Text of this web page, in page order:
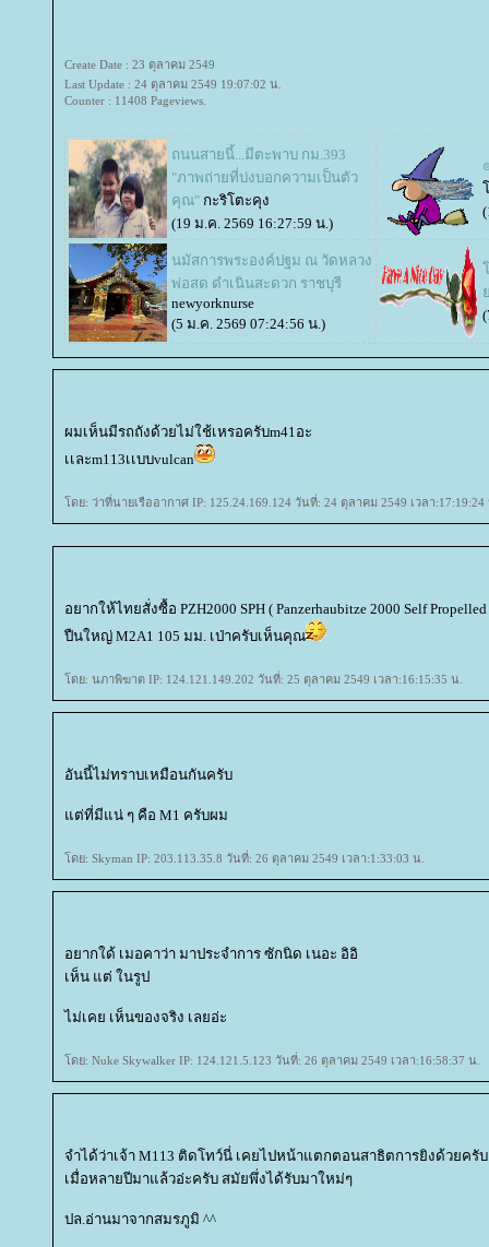
Create Date : 23 ตุลาคม 2549
Last Update : 24 ตุลาคม 2549 19:07:02 น.
Counter : 11408 Pageviews.
ถนนสายนี้...มีตะพาบ กม.393
"ภาพถ่ายที่บ่งบอกความเป็นตัว
คุณ" กะริโตะคุง
(19 ม.ค. 2569 16:27:59 น.)
นมัสการพระองค์ปฐม ณ วัดหลวง
พ่อสด ดำเนินสะดวก ราชบุรี
newyorknurse
(5 ม.ค. 2569 07:24:56 น.)
ผมเห็นมีรถถังด้วยไม่ใช้เหรอครับm41อะ
เเละm113เเบบvulcan
ดย: ว่าที่นายเรืออากาศ IP: 125.24.169.124 วันที่: 24 ตุลาคม 2549 เวลา:17:19:24
อยากให้ไทยสั่งซื้อ PZH2000 SPH ( Panzerhaubitze 2000 Self
ปืนใหญ่ M2A1 105 มม. เป่าครับเห็นคุณ
ดย: นภาพิฆาต IP: 124.121.149.202 วันที่: 25 ตุลาคม 2549 เวลา:16:15:35 น.
อันนี้ไม่ทราบเหมือนกันครับ
ต่ที่มีแน่ ๆ คือ M1 ครับผม
ดย: Skyman IP: 203.113.35.8 วันที่: 26 ตุลาคม 2549 เวลา:1:33:03 น.
อยากใด้ เมอคาว่า มาประจำการ ซักนิด เนอะ อิอิ
เห็น แต่ ในรูป
ไม่เคย เห็นของจริง เลยอ่ะ
ดย: Nuke Skywalker IP: 124.121.5.123 วันที่: 26 ตุลาคม 2549 เวลา:16:58:37 น.
จำได้ว่าเจ้า M113 ติดโทว์นี่ เคยไปหน้าแตกตอนสาธิตการยิงด้วยครับ
เมื่อหลายปีมาแล้วอ่ะครับ สมัยพึ่งได้รับมาใหม่ๆ
ปล.อ่านมาจากสมรภูมิ ^^